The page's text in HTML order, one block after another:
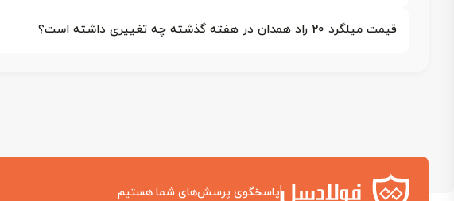
قیمت میلگرد 20 راد همدان در هفته گذشته چه تغییری داشته است؟
پاسخگوی پرسش‌های شما هستیم